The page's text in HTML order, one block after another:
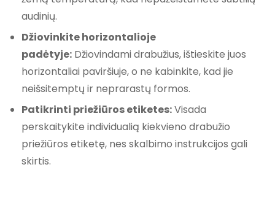
audinių.
Džiovinkite horizontalioje
padėtyje: Džiovindami drabužius, ištieskite juos
horizontaliai paviršiuje, o ne kabinkite, kad jie
neišsitemptų ir neprarastų formos.
Patikrinti priežiūros etiketes:Visada
perskaitykite individualią kiekvieno drabužio
priežiūros etiketę, nes skalbimo instrukcijos gali
skirtis.